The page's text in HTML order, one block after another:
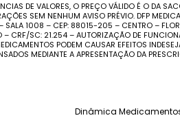
DE VALORES, O PREÇO VÁLIDO É O DA
SEM NENHUM AVISO PRÉVIO. DFP
SALA 1008 – CEP: 88015-205 – CENTRO –
– CRF/SC: 21.254 – AUTORIZAÇÃO DE
PODEM CAUSAR EFEITOS
MEDIANTE A APRESENTAÇÃO DA
Dinâmica